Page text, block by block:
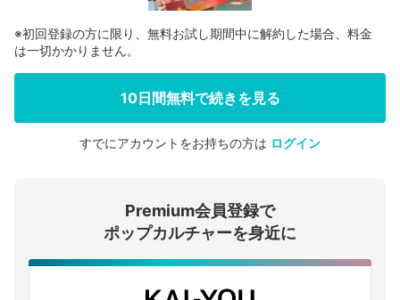
会員登録する
ログインする
※初回登録の方に限り、無料お試し期間中に解約した場合、料金
は一切かかりません。
10日間無料で続きを見る
すでにアカウントをお持ちの方は ログイン
Premium会員登録で
ポップカルチャーを身近に